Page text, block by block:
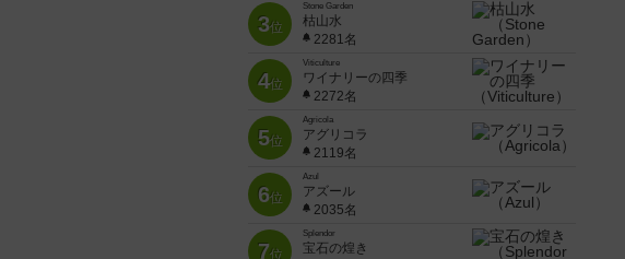
3位
Stone Garden
枯山水
2281名
4位
Viticulture
ワイナリーの四季
2272名
5位
Agricola
アグリコラ
2119名
6位
Azul
アズール
2035名
7位
Splendor
宝石の煌き